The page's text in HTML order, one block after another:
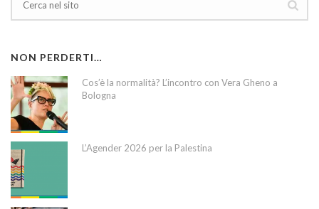
NON PERDERTI…
Cos’è la normalità? L’incontro con Vera Gheno a
Bologna
L’Agender 2026 per la Palestina